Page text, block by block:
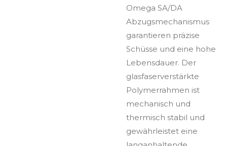
Omega SA/DA
Abzugsmechanismus
garantieren präzise
Schüsse und eine hohe
Lebensdauer. Der
glasfaserverstärkte
Polymerrahmen ist
mechanisch und
thermisch stabil und
gewährleistet eine